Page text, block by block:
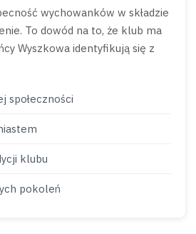
wychowanków w składzie
To dowód na to, że klub ma
Wyszkowa identyfikują się z
społeczności
klubu
pokoleń